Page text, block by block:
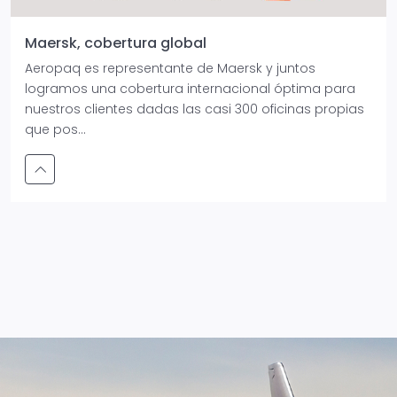
Maersk, cobertura global
Aeropaq es representante de Maersk y juntos
logramos una cobertura internacional óptima para
nuestros clientes dadas las casi 300 oficinas propias
que pos...